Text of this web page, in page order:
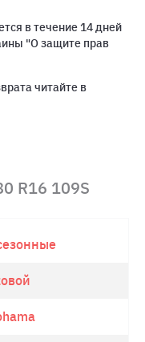
в течение 14 дней
"О защите прав
читайте в
R16 109S